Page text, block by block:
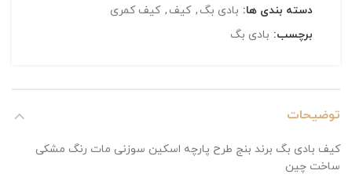
دسته بندی ها: بادی بگ , کیف , کیف کمری
برچسب: بادی بگ
توضیحات
کیف بادی بگ برند بنج طرح پارچه اسکین سوزنی مات رنگ مشکی
ساخت چین